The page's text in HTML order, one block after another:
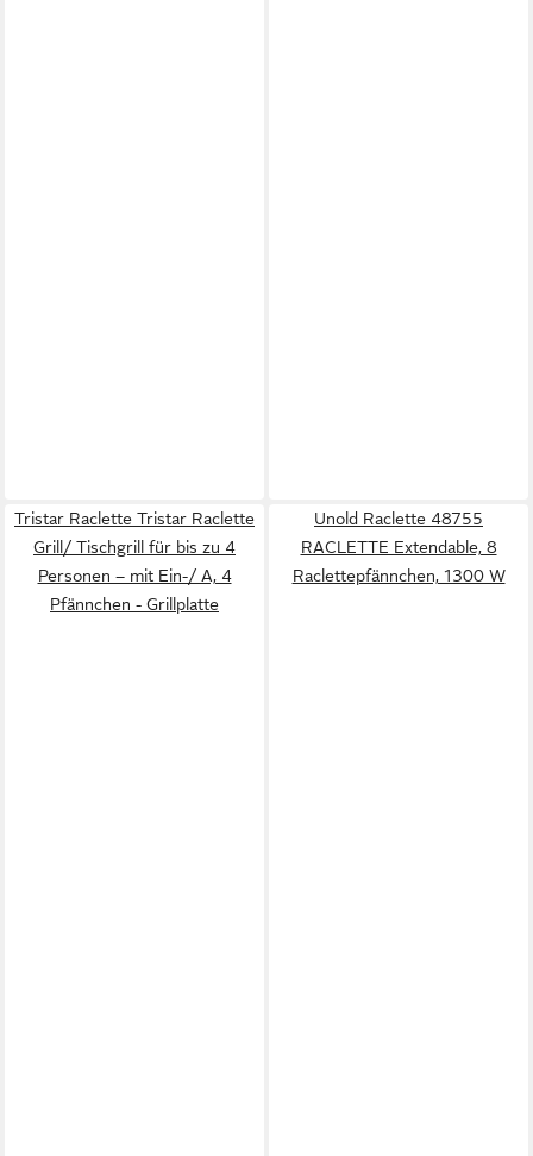
Tristar Raclette Tristar Raclette
Grill/ Tischgrill für bis zu 4
Personen – mit Ein-/ A, 4
Pfännchen - Grillplatte
Unold Raclette 48755
RACLETTE Extendable, 8
Raclettepfännchen, 1300 W